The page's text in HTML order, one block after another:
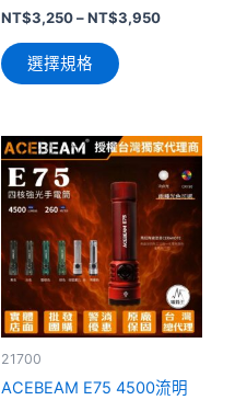
NT$3,250–NT$3,950
選擇規格
面
擇
21700
ACEBEAM E75 4500流明
此
品
有
多
種
款
式。
在